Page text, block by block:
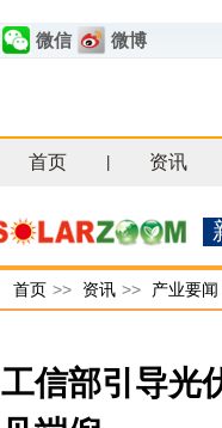
微信 微博
首页 资讯
首页 >> 资讯 >> 产业要闻
工信部引导光